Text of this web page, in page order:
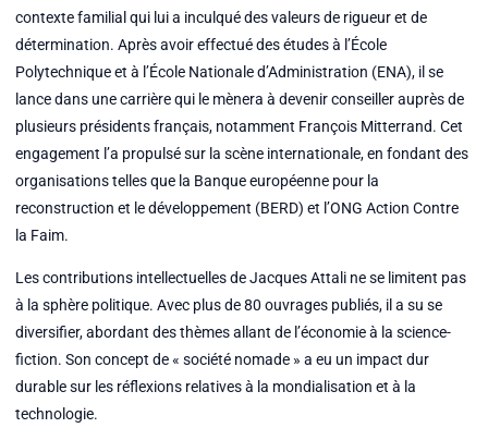
contexte familial qui lui a inculqué des valeurs de rigueur et de
détermination. Après avoir effectué des études à l’École
Polytechnique et à l’École Nationale d’Administration (ENA), il se
lance dans une carrière qui le mènera à devenir conseiller auprès de
plusieurs présidents français, notamment François Mitterrand. Cet
engagement l’a propulsé sur la scène internationale, en fondant des
organisations telles que la Banque européenne pour la
reconstruction et le développement (BERD) et l’ONG Action Contre
la Faim.
Les contributions intellectuelles de Jacques Attali ne se limitent pas
à la sphère politique. Avec plus de 80 ouvrages publiés, il a su se
diversifier, abordant des thèmes allant de l’économie à la science-
fiction. Son concept de « société nomade » a eu un impact dur
durable sur les réflexions relatives à la mondialisation et à la
technologie.